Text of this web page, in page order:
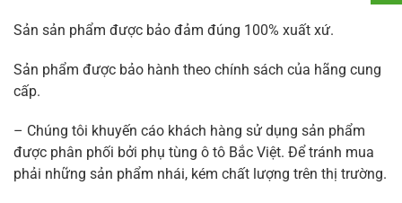
Sản sản phẩm được bảo đảm đúng 100% xuất xứ.
Sản phẩm được bảo hành theo chính sách của hãng cung
cấp.
– Chúng tôi khuyến cáo khách hàng sử dụng sản phẩm
được phân phối bởi phụ tùng ô tô Bắc Việt. Để tránh mua
phải những sản phẩm nhái, kém chất lượng trên thị trường.